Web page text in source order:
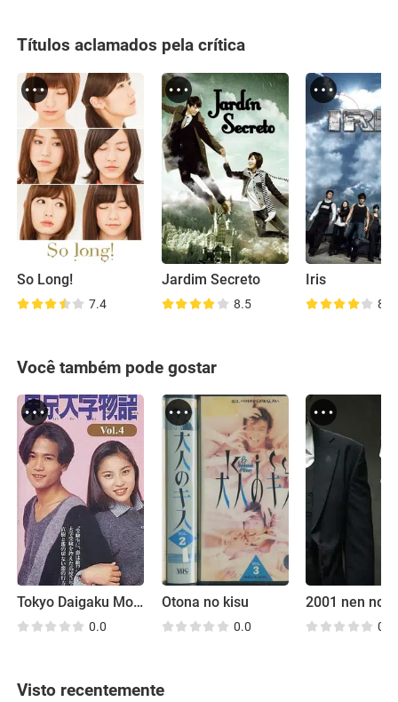
Títulos aclamados pela crítica
So Long!
7.4
Jardim Secreto
8.5
Iris
8.3
Você também pode gostar
Tokyo Daigaku Monogatari
0.0
Otona no kisu
0.0 0.0
Visto recentemente